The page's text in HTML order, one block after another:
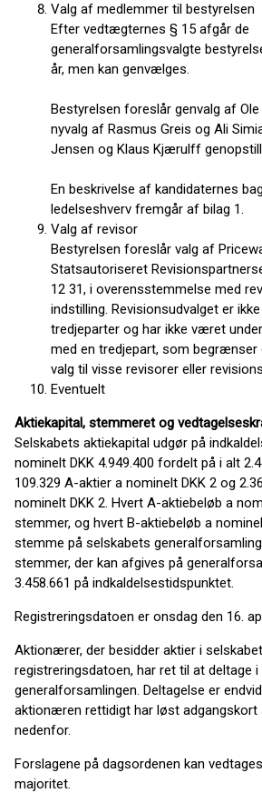
Valg af medlemmer til bestyrelsen
Efter vedtægternes § 15 afgår de
generalforsamlingsvalgte
år, men kan genvælges.
Bestyrelsen foreslår genvalg af
nyvalg af Rasmus Greis og Ali
Jensen og Klaus Kjærulff
En beskrivelse af kandidaternes
ledelseshverv fremgår af bilag 1.
Valg af revisor
Bestyrelsen foreslår valg af
Statsautoriseret
12 31, i overensstemmelse med
indstilling. Revisionsudvalget er
tredjeparter og har ikke været
med en tredjepart, som begrænser
valg til visse revisorer eller
Eventuelt
Aktiekapital, stemmeret og
Selskabets aktiekapital udgør på
nominelt DKK 4.949.400 fordelt på i alt
109.329 A-aktier a nominelt DKK 2 og
nominelt DKK 2. Hvert A-aktiebeløb a
stemmer, og hvert B-aktiebeløb a
stemme på selskabets
stemmer, der kan afgives på
3.458.661 på indkaldelsestidspunktet.
Registreringsdatoen er onsdag den 16.
Aktionærer, der besidder aktier i
registreringsdatoen, har ret til at deltage
generalforsamlingen. Deltagelse er
aktionæren rettidigt har løst adgangskort
nedenfor.
Forslagene på dagsordenen kan
majoritet.